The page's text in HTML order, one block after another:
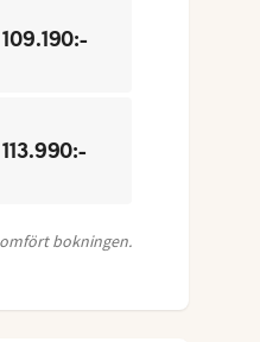
109.190:-
113.990:-
bokningen.